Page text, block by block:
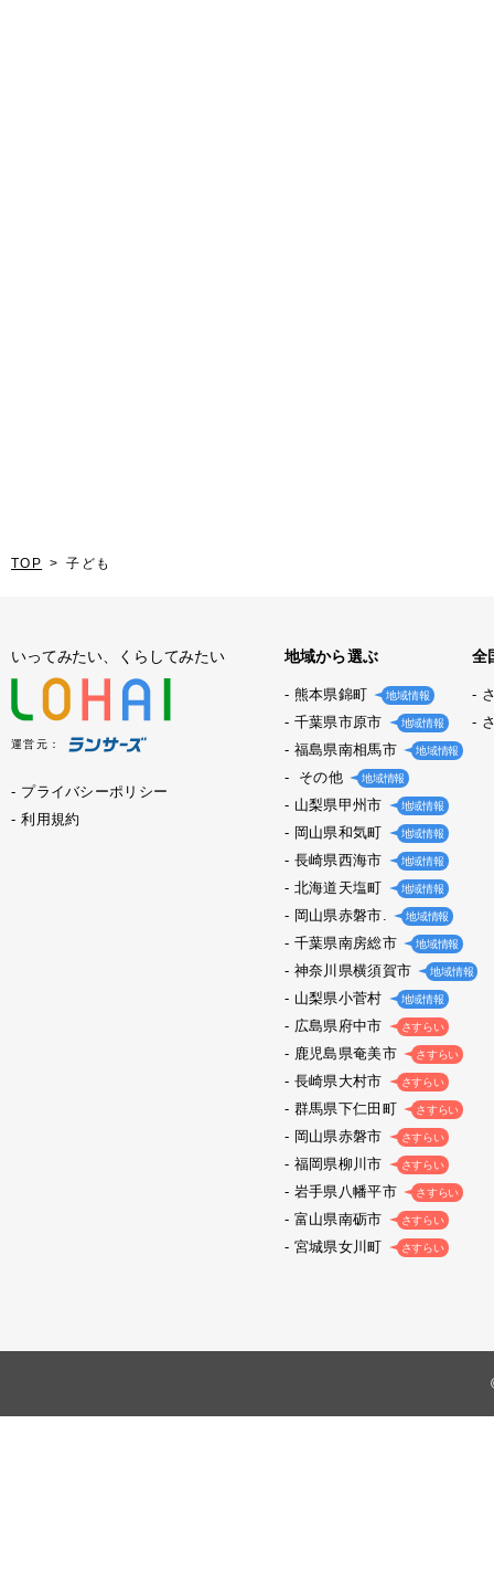
TOP 子ども
いってみたい、くらしてみたい
運営元：
プライバシーポリシー
利用規約
地域から選ぶ
熊本県錦町 地域情報
千葉県市原市 地域情報
福島県南相馬市 地域情報
その他 地域情報
山梨県甲州市 地域情報
岡山県和気町 地域情報
長崎県西海市 地域情報
北海道天塩町 地域情報
岡山県赤磐市. 地域情報
千葉県南房総市 地域情報
神奈川県横須賀市 地域情報
山梨県小菅村 地域情報
広島県府中市 さすらい
鹿児島県奄美市 さすらい
長崎県大村市 さすらい
群馬県下仁田町 さすらい
岡山県赤磐市 さすらい
福岡県柳川市 さすらい
岩手県八幡平市 さすらい
富山県南砺市 さすらい
宮城県女川町 さすらい
全